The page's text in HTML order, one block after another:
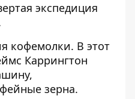
экспедиция
кофемолки. В этот
Каррингтон
зерна.